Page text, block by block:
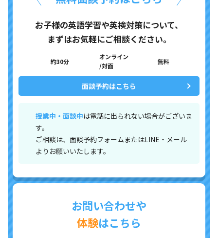
お子様の英語学習や英検対策について、
まずはお気軽にご相談ください。
約30分
オンライン
/対面
無料
面談予約はこちら
授業中・面談中は電話に出られない場合がございま
す。
ご相談は、面談予約フォームまたはLINE・メール
よりお願いいたします。
お問い合わせや
体験はこちら